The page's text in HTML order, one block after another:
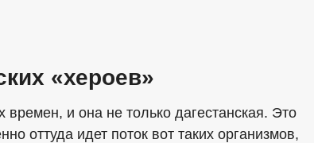
«хероев»
времен, и она не только дагестанская. Это
оттуда идет поток вот таких организмов,